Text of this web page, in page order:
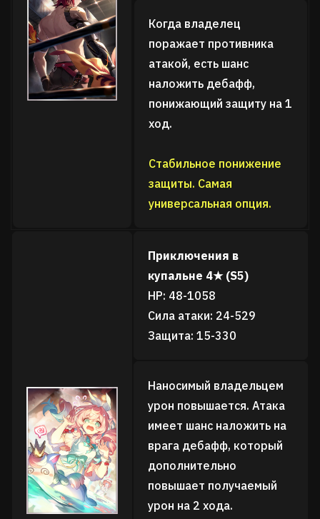
Когда владелец
поражает противника
атакой, есть шанс
наложить дебафф,
понижающий защиту на 1
ход.
Стабильное понижение
защиты. Самая
универсальная опция.
Приключения в
купальне 4★ (S5)
HP: 48-1058
Сила атаки: 24-529
Защита: 15-330
Наносимый владельцем
урон повышается. Атака
имеет шанс наложить на
врага дебафф, который
дополнительно
повышает получаемый
урон на 2 хода.